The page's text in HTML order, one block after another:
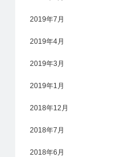
2019年7月
2019年4月
2019年3月
2019年1月
2018年12月
2018年7月
2018年6月